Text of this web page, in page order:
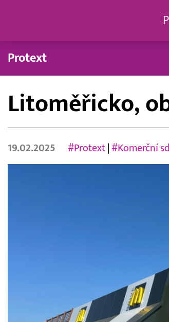
Protext
Litoměřicko,
19.02.2025 #Protext| #Komerční